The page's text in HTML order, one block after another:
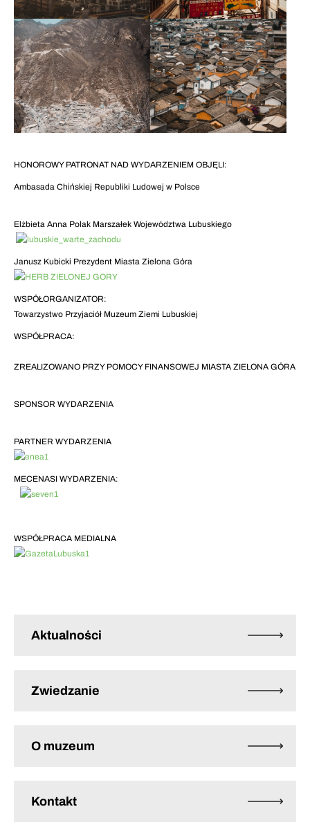
HONOROWY PATRONAT NAD WYDARZENIEM OBJĘLI:
Ambasada Chińskiej Republiki Ludowej w Polsce
Elżbieta Anna Polak Marszałek Województwa Lubuskiego
Janusz Kubicki Prezydent Miasta Zielona Góra
WSPÓŁORGANIZATOR:
Towarzystwo Przyjaciół Muzeum Ziemi Lubuskiej
WSPÓŁPRACA:
ZREALIZOWANO PRZY POMOCY FINANSOWEJ MIASTA ZIELONA GÓRA
SPONSOR WYDARZENIA
PARTNER WYDARZENIA
MECENASI WYDARZENIA:
WSPÓŁPRACA MEDIALNA
Aktualności
Zwiedzanie
O muzeum
Kontakt